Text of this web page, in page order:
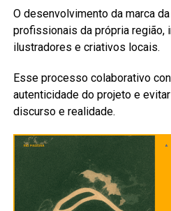
O desenvolvimento da marca
profissionais da própria região,
ilustradores e criativos locais.
Esse processo colaborativo
autenticidade do projeto e
discurso e realidade.